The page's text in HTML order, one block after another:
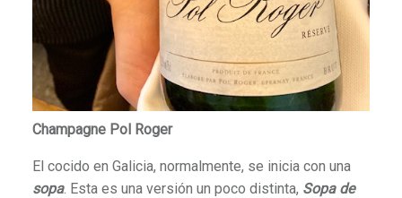
Champagne Pol Roger
El cocido en Galicia, normalmente, se inicia con una
sopa. Esta es una versión un poco distinta, Sopa de